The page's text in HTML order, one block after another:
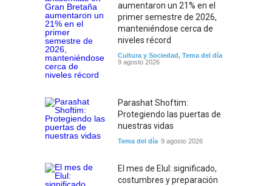
aumentaron un 21% en el
primer semestre de 2026,
manteniéndose cerca de
niveles récord
Cultura y Sociedad, Tema del día
9 agosto 2026
Parashat Shoftim:
Protegiendo las puertas de
nuestras vidas
Tema del día 9 agosto 2026
El mes de Elul: significado,
costumbres y preparación